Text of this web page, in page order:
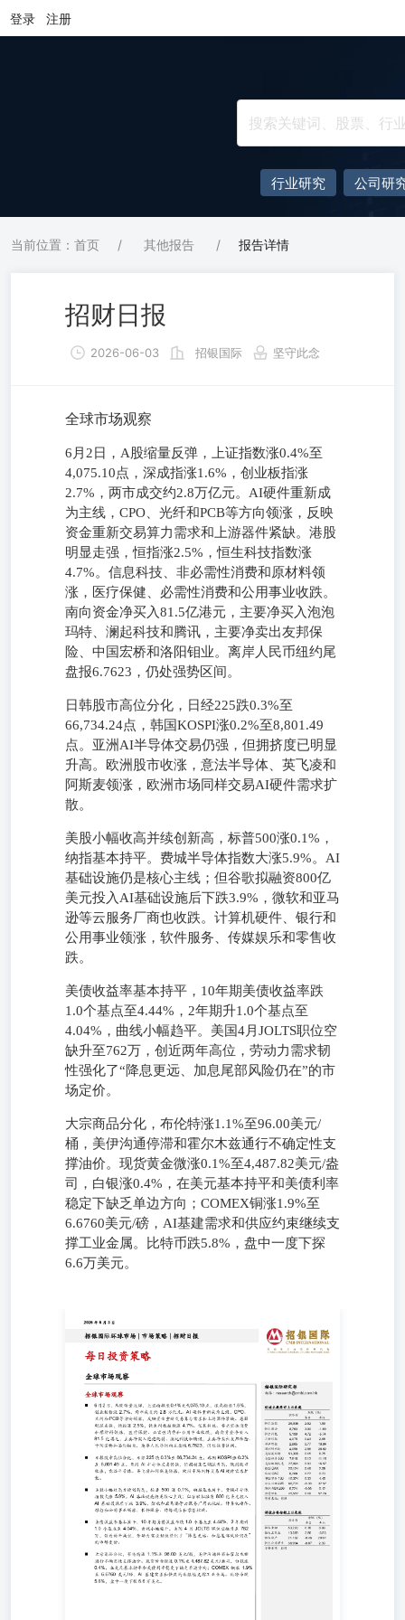
登录 注册
行业研究 公司研
当前位置：首页 / 其他报告 / 报告详情
招财日报
2026-06-03 招银国际 坚守此念
全球市场观察
6月2日，A股缩量反弹，上证指数涨0.4%至
4,075.10点，深成指涨1.6%，创业板指涨
2.7%，两市成交约2.8万亿元。AI硬件重新成
为主线，CPO、光纤和PCB等方向领涨，反映
资金重新交易算力需求和上游器件紧缺。港股
明显走强，恒指涨2.5%，恒生科技指数涨
4.7%。信息科技、非必需性消费和原材料领
涨，医疗保健、必需性消费和公用事业收跌。
南向资金净买入81.5亿港元，主要净买入泡泡
玛特、澜起科技和腾讯，主要净卖出友邦保
险、中国宏桥和洛阳钼业。离岸人民币纽约尾
盘报6.7623，仍处强势区间。
日韩股市高位分化，日经225跌0.3%至
66,734.24点，韩国KOSPI涨0.2%至8,801.49
点。亚洲AI半导体交易仍强，但拥挤度已明显
升高。欧洲股市收涨，意法半导体、英飞凌和
阿斯麦领涨，欧洲市场同样交易AI硬件需求扩
散。
美股小幅收高并续创新高，标普500涨0.1%，
纳指基本持平。费城半导体指数大涨5.9%。AI
基础设施仍是核心主线；但谷歌拟融资800亿
美元投入AI基础设施后下跌3.9%，微软和亚马
逊等云服务厂商也收跌。计算机硬件、银行和
公用事业领涨，软件服务、传媒娱乐和零售收
跌。
美债收益率基本持平，10年期美债收益率跌
1.0个基点至4.44%，2年期升1.0个基点至
4.04%，曲线小幅趋平。美国4月JOLTS职位空
缺升至762万，创近两年高位，劳动力需求韧
性强化了“降息更远、加息尾部风险仍在”的市
场定价。
大宗商品分化，布伦特涨1.1%至96.00美元/
桶，美伊沟通停滞和霍尔木兹通行不确定性支
撑油价。现货黄金微涨0.1%至4,487.82美元/盎
司，白银涨0.4%，在美元基本持平和美债利率
稳定下缺乏单边方向；COMEX铜涨1.9%至
6.6760美元/磅，AI基建需求和供应约束继续支
撑工业金属。比特币跌5.8%，盘中一度下探
6.6万美元。
每日投资策略 全球市场观察 招银国际研究部邮件：
research@cmbi.com.hk 全球市场观察 6月2日，A股缩量反
弹，上证指数涨0.4%至4,075.10点，深成指涨1.6%，创业板
指涨2.7%，两市成交约2.8万亿元。AI硬件重新成为主线，
CPO、光纤和PCB等方向领涨，反映资金重新交易算力需求
和上游器件紧缺。港股明显走强，恒指涨2.5%，恒生科技
指数涨4.7%。信息科技、非必需性消费和原材料领涨，医
疗保健、必需性消费和公用事业收跌。南向资金净买入81.5
亿港元，主要净买入泡泡玛特、澜起科技和腾讯，主要净卖
出友邦保险、中国宏桥和洛阳钼业。离岸人民币纽约尾盘报
6.7623，仍处强势区间。 日韩股市高位分化，日经225跌
0.3%至66,734.24点，韩国KOSPI涨0.2%至8,801.49点。亚洲
AI半导体交易仍强，但拥挤度已明显升高。欧洲股市收
涨，意法半导体、英飞凌和阿斯麦领涨，欧洲市场同样交易
AI硬件需求扩散。 美股小幅收高并续创新高，标普500涨